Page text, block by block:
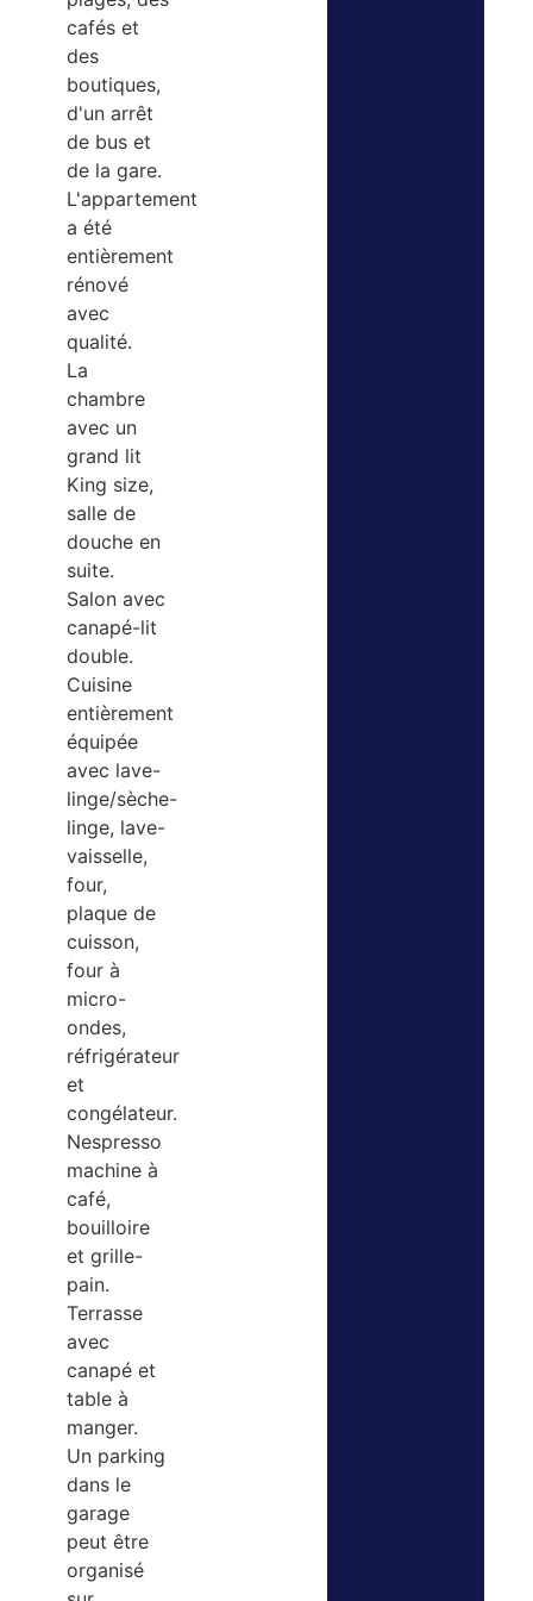
cafés et
des
boutiques,
d'un arrêt
de bus et
de la gare.
L'appartement
a été
entièrement
rénové
avec
qualité.
La
chambre
avec un
grand lit
King size,
salle de
douche en
suite.
Salon avec
canapé-lit
double.
Cuisine
entièrement
équipée
avec lave-
linge/sèche-
linge, lave-
vaisselle,
four,
plaque de
cuisson,
four à
micro-
ondes,
réfrigérateur
et
congélateur.
Nespresso
machine à
café,
bouilloire
et grille-
pain.
Terrasse
avec
canapé et
table à
manger.
Un parking
dans le
garage
peut être
organisé